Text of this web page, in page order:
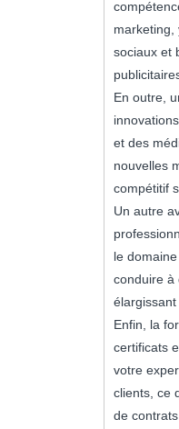
marketing,
sociaux et
En outre,
et des
nouvelles
compétitif
Un autre
le
conduire à
Enfin, la
certificats
votre
clients, ce
de